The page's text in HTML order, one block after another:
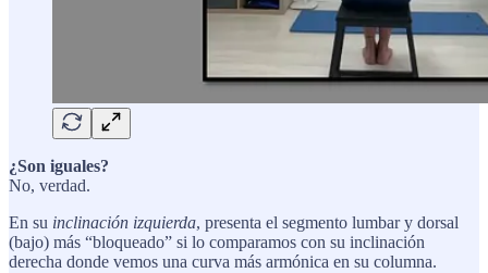
¿Son iguales?
No, verdad.
En su inclinación izquierda, presenta el segmento lumbar y dorsal
(bajo) más “bloqueado” si lo comparamos con su inclinación
derecha donde vemos una curva más armónica en su columna.